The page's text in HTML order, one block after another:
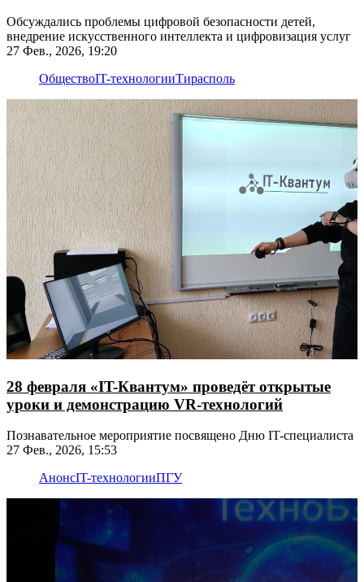
Обсуждались проблемы цифровой безопасности детей,
внедрение искусственного интеллекта и цифровизация услуг
27 Фев., 2026, 19:20
ОбществоIT-технологииТирасполь
28 февраля «IT-Квантум» проведёт открытые
уроки и демонстрацию VR-технологий
Познавательное мероприятие посвящено Дню IT-специалиста
27 Фев., 2026, 15:53
АнонсIT-технологииПГУ